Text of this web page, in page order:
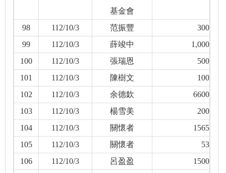
基金會
98 112/10/3 范振豐
300
99
112/10/3 薛竣中
1,000
100
112/10/3 張瑞恩
500
101
112/10/3 陳樹文
100
102
112/10/3 余德欽
6600
103
112/10/3 楊雪美
200
104
112/10/3 關懷者
1565
105
112/10/3 關懷者
53
106
112/10/3 呂盈盈
1500